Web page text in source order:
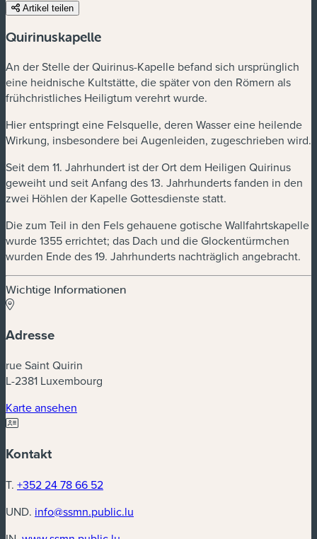
Artikel teilen
Quirinuskapelle
An der Stelle der Quirinus-Kapelle befand sich ursprünglich
eine heidnische Kultstätte, die später von den Römern als
frühchristliches Heiligtum verehrt wurde.
Hier entspringt eine Felsquelle, deren Wasser eine heilende
Wirkung, insbesondere bei Augenleiden, zugeschrieben wird.
Seit dem 11. Jahrhundert ist der Ort dem Heiligen Quirinus
geweiht und seit Anfang des 13. Jahrhunderts fanden in den
zwei Höhlen der Kapelle Gottesdienste statt.
Die zum Teil in den Fels gehauene gotische Wallfahrtskapelle
wurde 1355 errichtet; das Dach und die Glockentürmchen
wurden Ende des 19. Jahrhunderts nachträglich angebracht.
Wichtige Informationen
Adresse
rue Saint Quirin
L-2381 Luxembourg
Karte ansehen
Kontakt
T. +352 24 78 66 52
UND. info@ssmn.public.lu